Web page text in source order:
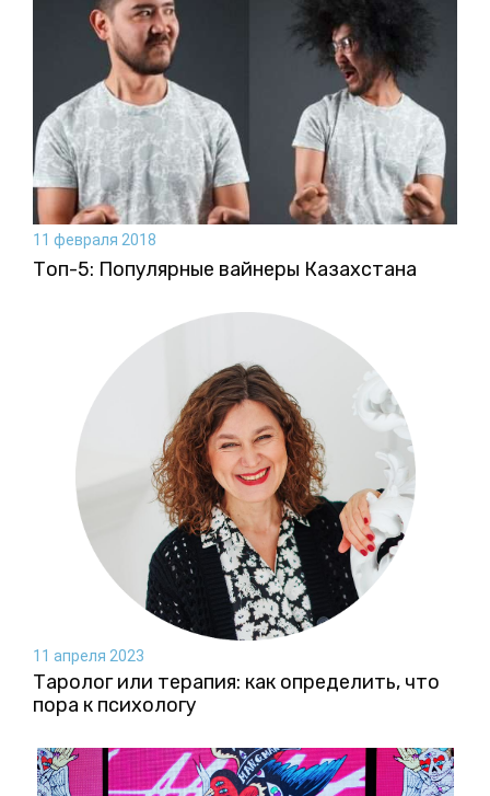
11 февраля 2018
Топ-5: Популярные вайнеры Казахстана
11 апреля 2023
Таролог или терапия: как определить, что
пора к психологу